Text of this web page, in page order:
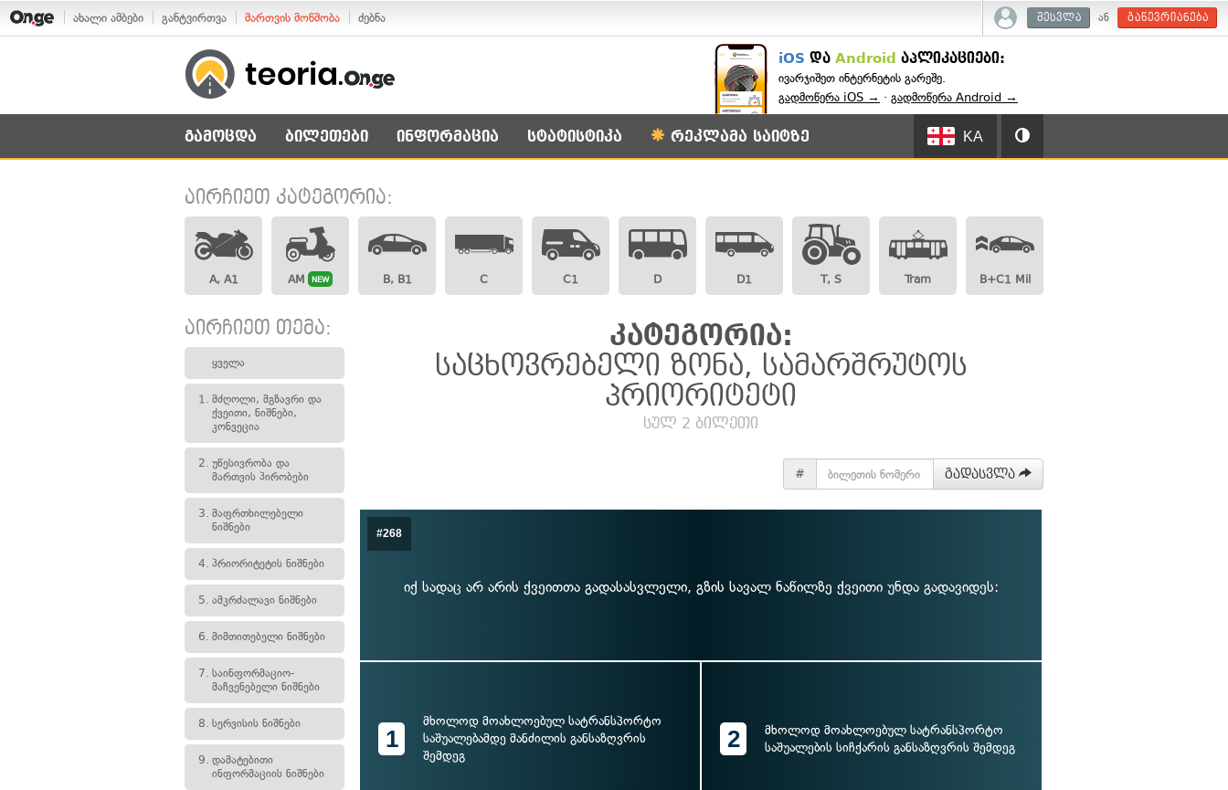
ახალი ამბები განტვირთვა მართვის მოწმობა ძებნა შესვლა ან გაწევრიანება
iOS და Android აპლიკაციები:
ივარჯიშეთ ინტერნეტის გარეშე.
გადმოწერა iOS → · გადმოწერა Android →
გამოცდა ბილეთები ინფორმაცია სტატისტიკა რეკლამა საიტზე KA
აირჩიეთ კატეგორია:
A, A1 AM NEW B, B1 C C1 D D1 T, S Tram B+C1 Mil
აირჩიეთ თემა:
ყველა
1. მძღოლი, მგზავრი და
ქვეითი, ნიშნები,
კონვეცია
2. უწესივრობა და
მართვის პირობები
3. მაფრთხილებელი
ნიშნები
4. პრიორიტეტის ნიშნები
5. ამკრძალავი ნიშნები
6. მიმთითებელი ნიშნები
7. საინფორმაციო-
მაჩვენებელი ნიშნები
8. სერვისის ნიშნები
9. დამატებითი
ინფორმაციის ნიშნები
კატეგორია:
საცხოვრებელი ზონა, სამარშრუტოს
პრიორიტეტი
სულ 2 ბილეთი
# გადასვლა
#268
იქ სადაც არ არის ქვეითთა გადასასვლელი, გზის სავალ ნაწილზე ქვეითი უნდა გადავიდეს:
1
მხოლოდ მოახლოებულ სატრანსპორტო
საშუალებამდე მანძილის განსაზღვრის
შემდეგ
2
მხოლოდ მოახლოებულ სატრანსპორტო
საშუალების სიჩქარის განსაზღვრის შემდეგ